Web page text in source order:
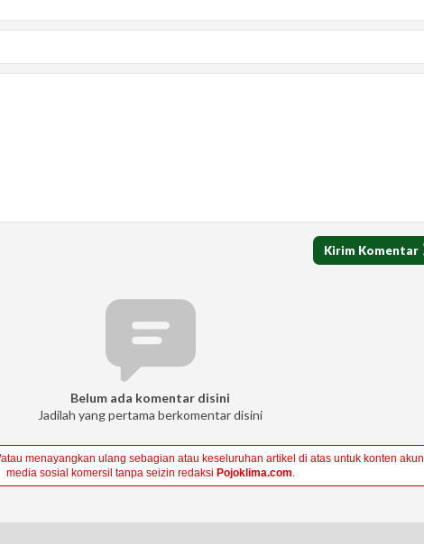
Belum ada komentar disini
Jadilah yang pertama berkomentar disini
menayangkan ulang sebagian atau keseluruhan artikel di atas untuk konten akun
media sosial komersil tanpa seizin redaksi Pojoklima.com.